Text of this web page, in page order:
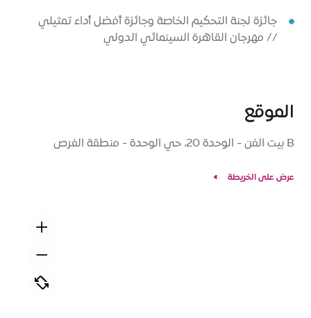
جائزة لجنة التحكيم الخاصة وجائزة أفضل أداء تمثيلي
// مهرجان القاهرة السينمائي الدولي
الموقع
B بيت الفن - الوحدة 20، حي الوحدة - منطقة الفرص
عرض على الخريطة